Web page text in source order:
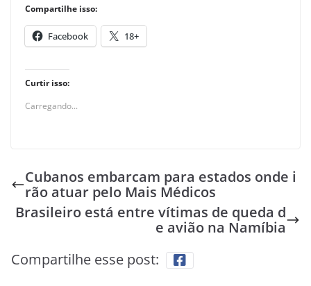
Compartilhe isso:
Facebook 18+
Curtir isso:
Carregando...
Cubanos embarcam para estados onde i
rão atuar pelo Mais Médicos
Brasileiro está entre vítimas de queda d
e avião na Namíbia
Compartilhe esse post: